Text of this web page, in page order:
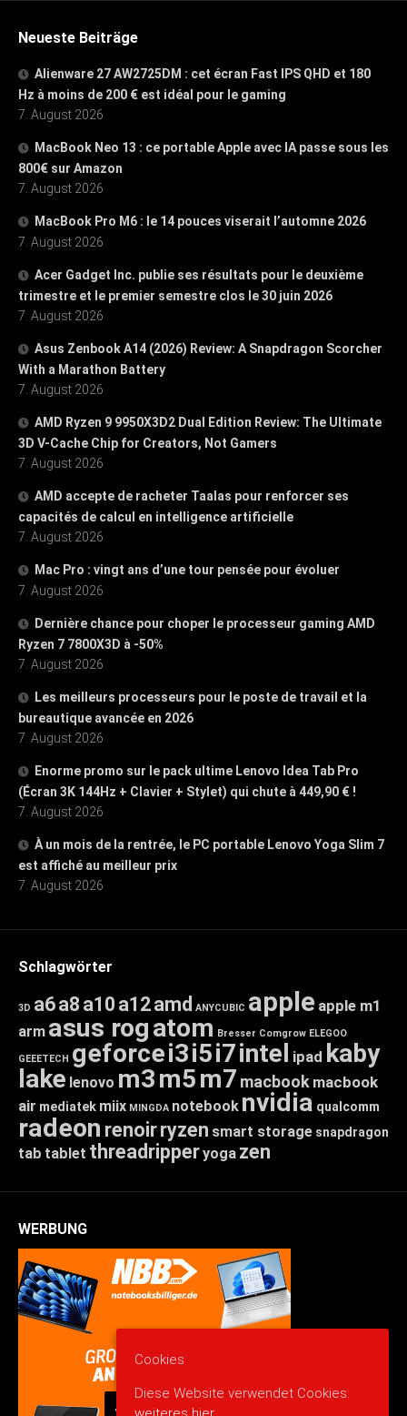
Neueste Beiträge
Alienware 27 AW2725DM : cet écran Fast IPS QHD et 180
Hz à moins de 200 € est idéal pour le gaming
7. August 2026
MacBook Neo 13 : ce portable Apple avec IA passe sous les
800€ sur Amazon
7. August 2026
MacBook Pro M6 : le 14 pouces viserait l’automne 2026
7. August 2026
Acer Gadget Inc. publie ses résultats pour le deuxième
trimestre et le premier semestre clos le 30 juin 2026
7. August 2026
Asus Zenbook A14 (2026) Review: A Snapdragon Scorcher
With a Marathon Battery
7. August 2026
AMD Ryzen 9 9950X3D2 Dual Edition Review: The Ultimate
3D V-Cache Chip for Creators, Not Gamers
7. August 2026
AMD accepte de racheter Taalas pour renforcer ses
capacités de calcul en intelligence artificielle
7. August 2026
Mac Pro : vingt ans d’une tour pensée pour évoluer
7. August 2026
Dernière chance pour choper le processeur gaming AMD
Ryzen 7 7800X3D à -50%
7. August 2026
Les meilleurs processeurs pour le poste de travail et la
bureautique avancée en 2026
7. August 2026
Enorme promo sur le pack ultime Lenovo Idea Tab Pro
(Écran 3K 144Hz + Clavier + Stylet) qui chute à 449,90 € !
7. August 2026
À un mois de la rentrée, le PC portable Lenovo Yoga Slim 7
est affiché au meilleur prix
7. August 2026
Schlagwörter
3D a6a8 a10 a12amd ANYCUBIC apple apple m1
arm asus rogatom Bresser Comgrow ELEGOO
GEEETECH geforcei3i5i7intel ipad kaby
lake lenovo m3m5m7 macbook macbook
air mediatek miix MINGDA notebook nvidia qualcomm
radeon renoirryzen smart storage snapdragon
tab tablet threadripperyoga zen
WERBUNG
Cookies
Diese Website verwendet Cookies: